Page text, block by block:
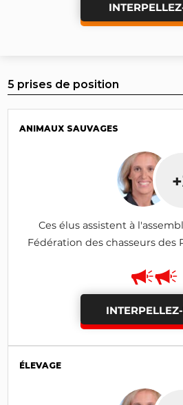
5 prises de position
ANIMAUX SAUVAGES
Ces élus assistent à
Fédération des chasseurs des
ÉLEVAGE